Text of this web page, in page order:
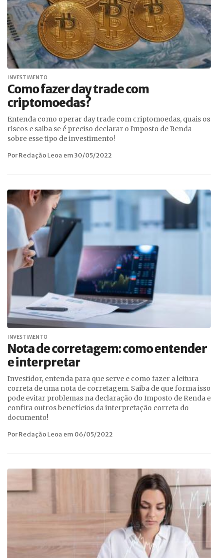
INVESTIMENTO
Como fazer day trade com
criptomoedas?
Entenda como operar day trade com criptomoedas, quais os
riscos e saiba se é preciso declarar o Imposto de Renda
sobre esse tipo de investimento!
Por Redação Leoa em 30/05/2022
INVESTIMENTO
Nota de corretagem: como entender
e interpretar
Investidor, entenda para que serve e como fazer a leitura
correta de uma nota de corretagem. Saiba de que forma isso
pode evitar problemas na declaração do Imposto de Renda e
confira outros benefícios da interpretação correta do
documento!
Por Redação Leoa em 06/05/2022